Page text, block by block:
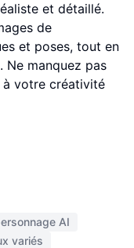
et détaillé.
de
et poses, tout en
Ne manquez pas
votre créativité
AI
variés